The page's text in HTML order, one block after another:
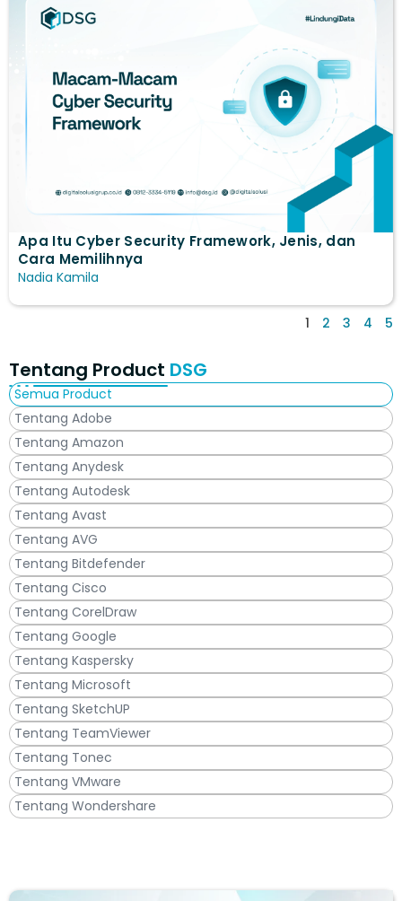
Apa Itu Cyber Security Framework, Jenis, dan
Cara Memilihnya
Nadia Kamila
1 2 3 4 5
Tentang Product DSG
Tentang Adobe
Tentang Amazon
Tentang Anydesk
Tentang Autodesk
Tentang Avast
Tentang AVG
Tentang Bitdefender
Tentang Cisco
Tentang CorelDraw
Tentang Google
Tentang Kaspersky
Tentang Microsoft
Tentang SketchUP
Tentang TeamViewer
Tentang Tonec
Tentang VMware
Tentang Wondershare
Semua Product